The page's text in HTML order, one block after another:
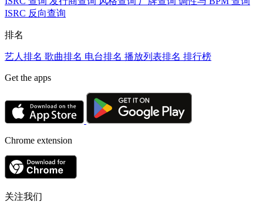
ISRC 反向查询
排名
艺人排名 歌曲排名 电台排名 播放列表排名 排行榜
Get the apps
Chrome extension
关注我们